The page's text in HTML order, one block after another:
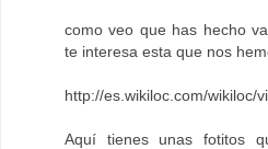
como veo que has hecho
te interesa esta que nos
http://es.wikiloc.com/wikiloc/
Aquí tienes unas fotitos